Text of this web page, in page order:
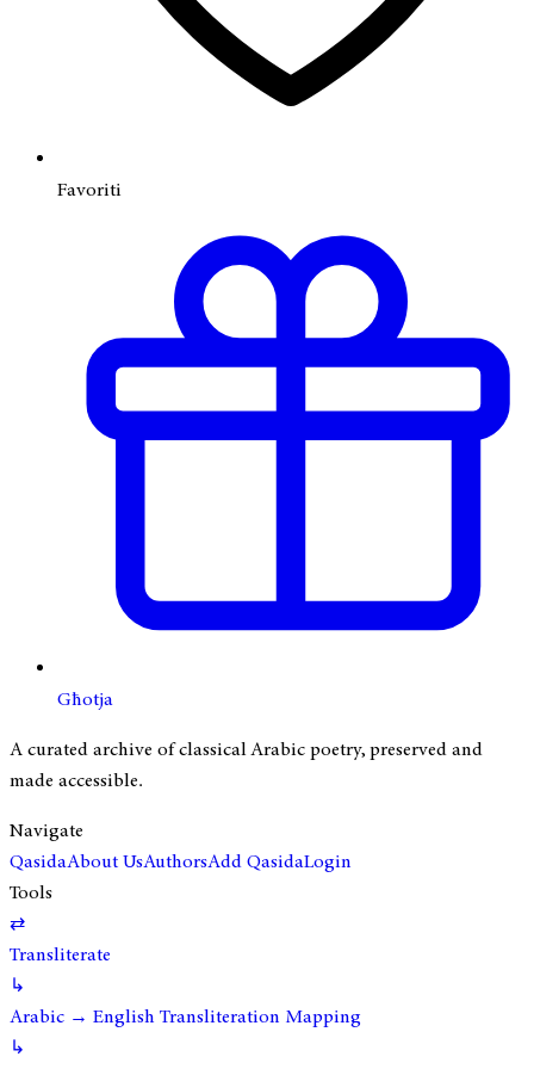
Favoriti
Għotja
A curated archive of classical Arabic poetry, preserved and
made accessible.
Navigate
QasidaAbout UsAuthorsAdd QasidaLogin
Tools
⇄
Transliterate
↳
Arabic → English Transliteration Mapping
↳